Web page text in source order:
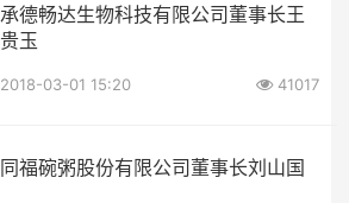
承德畅达生物科技有限公司董事长王
贵玉
2018-03-01 15:20 41017
同福碗粥股份有限公司董事长刘山国